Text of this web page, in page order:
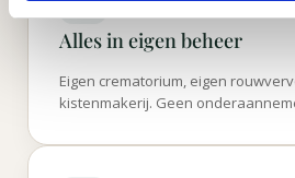
Alles in eigen beheer
Eigen crematorium, eigen
kistenmakerij. Geen